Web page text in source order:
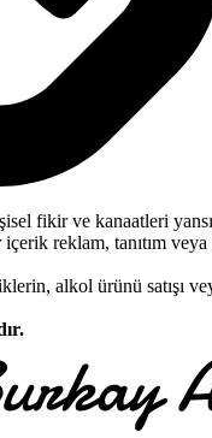
fikir ve kanaatleri
reklam, tanıtım veya
alkol ürünü satışı